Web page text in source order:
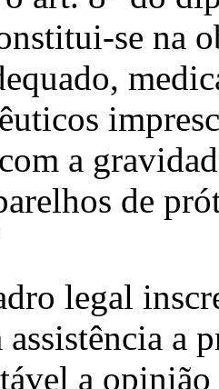
se na
a
de
legal
a
a